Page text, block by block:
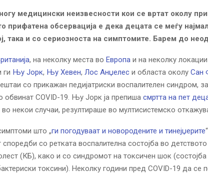
медицински неизвесности кои се вртат околу
прифатена обсервација е дека децата се меѓу
така и со сериозноста на симптомите. Барем до
, на неколку места во Европа и на неколку
ги Њу Јорк, Њу Хевен, Лос Анџелес и областа околу Сан
со прикажан педијатриски воспалителен синдром,
обвинат COVID-19. Њу Јорк ја препиша смртта на пет
некои случаи, резултираше во мултисистемско
што „ги погодуваат и новородените и тинејџерите
споредби со ретката воспалителна состојба во
(КБ), како и со синдромот на токсичен шок (состојба
токсини). Неколку години пред COVID-19 да се